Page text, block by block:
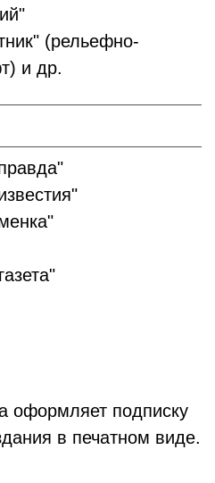
(рельефно-
и др.
оформляет подписку
в печатном виде.